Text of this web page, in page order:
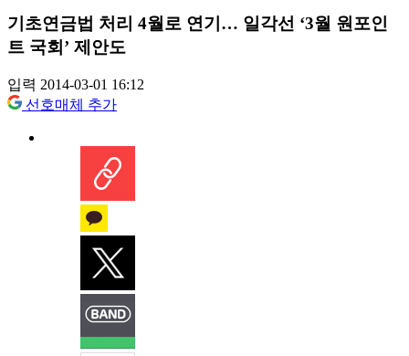
기초연금법 처리 4월로 연기… 일각선 ‘3월 원포인
트 국회’ 제안도
입력 2014-03-01 16:12
선호매체 추가